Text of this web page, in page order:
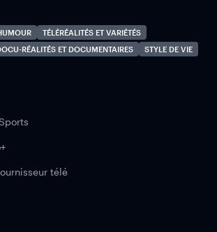
TÉLÉRÉALITÉS ET VARIÉTÉS
RÉALITÉS ET DOCUMENTAIRES
STYLE DE VIE
télé